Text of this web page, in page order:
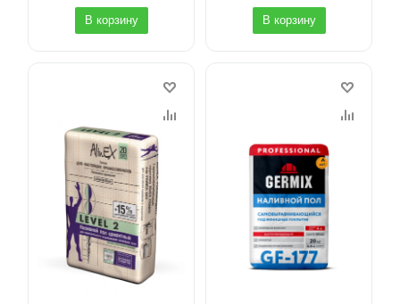
В корзину В корзину